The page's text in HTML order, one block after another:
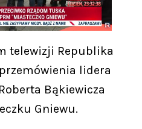
telewizji Republika
lidera
Bąkiewicza
Gniewu.